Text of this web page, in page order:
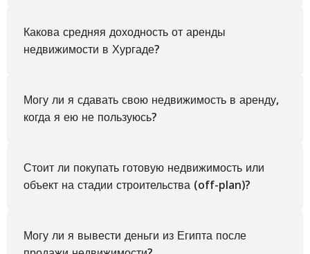
Какова средняя доходность от аренды
недвижимости в Хургаде?
Могу ли я сдавать свою недвижимость в аренду,
когда я ею не пользуюсь?
Стоит ли покупать готовую недвижимость или
объект на стадии строительства (off-plan)?
Могу ли я вывести деньги из Египта после